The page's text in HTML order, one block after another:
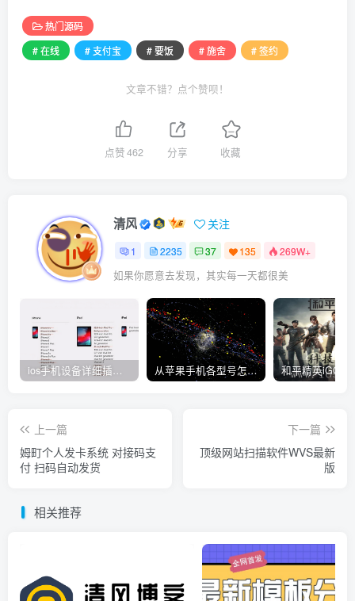
热门源码
# 在线
# 支付宝 # 要饭 # 施舍 # 签约
文章不错？点个赞呗！
点赞462 分享 收藏
清风 关注
1 2235 37 135 269W+
如果你愿意去发现，其实每一天都很美
ios手机设备详细插件平刷教程 从苹果手机各型号怎么越狱到怎么开科技完整教程
上一篇
姆町个人发卡系统 对接码支
付 扫码自动发货
下一篇
顶级网站扫描软件WVS最新
版
相关推荐